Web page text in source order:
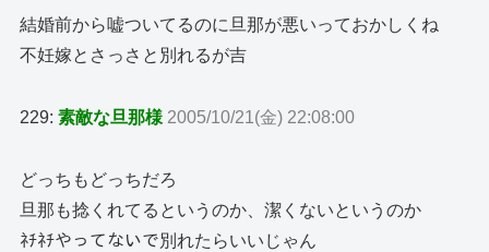
結婚前から嘘ついてるのに旦那が悪いっておかしくね
不妊嫁とさっさと別れるが吉
229:素敵な旦那様 2005/10/21(金) 22:08:00
どっちもどっちだろ
旦那も捻くれてるというのか、潔くないというのか
ﾈﾁﾈﾁやってないで別れたらいいじゃん